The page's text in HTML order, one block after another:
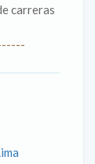
carreras